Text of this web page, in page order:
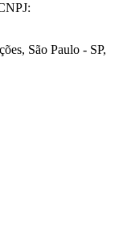
São Paulo - SP,